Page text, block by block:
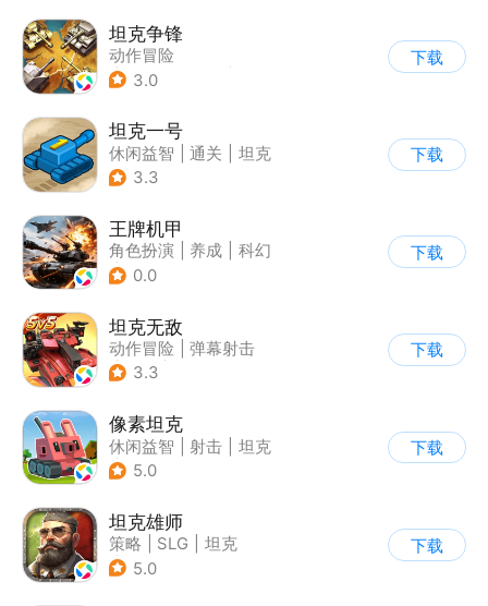
坦克争锋
动作冒险
| 第三人称射击
3.0
下载
坦克一号
休闲益智 通关
坦克
3.3
下载
王牌机甲
角色扮演 养成
科幻
| 二次元
0.0
下载
坦克无敌
动作冒险
弹幕射击
| 坦克
3.3
下载
像素坦克
休闲益智 射击
坦克
| 像素风
5.0
下载
坦克雄师
策略 SLG
坦克
| 战争
5.0
下载